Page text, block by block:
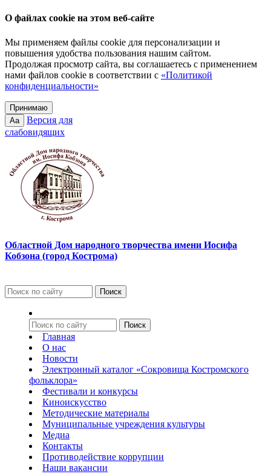
О файлах cookie на этом веб-сайте
Мы применяем файлы cookie для персонализации и
повышения удобства пользования нашим сайтом.
Продолжая просмотр сайта, вы соглашаетесь с применением
нами файлов cookie в соответствии с «Политикой
конфиденциальности»
Принимаю
Aa
Версия для
слабовидящих
Областной Дом народного творчества имени Иосифа
Кобзона (город Кострома)
Главная
О нас
Новости
Электронный каталог «Сокровища Костромского
фольклора»
Фестивали и конкурсы
Киноискусство
Методические материалы
Муниципальные учреждения культуры
Медиа
Контакты
Противодействие коррупции
Наши вакансии